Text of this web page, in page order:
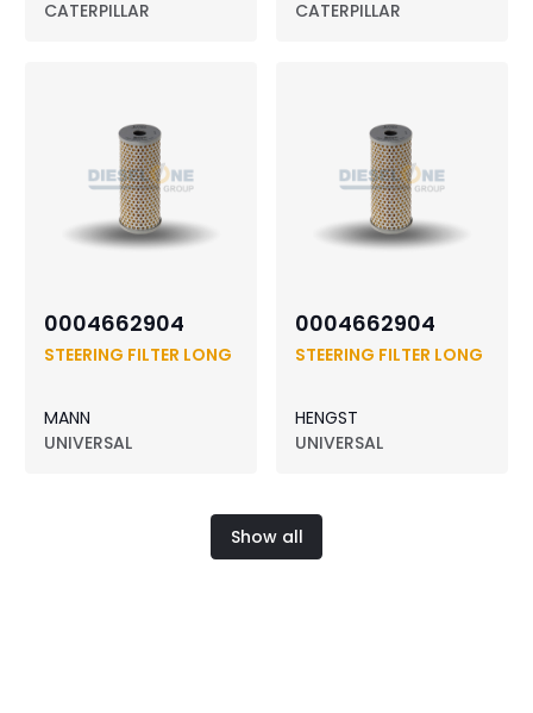
CATERPILLAR
CATERPILLAR
0004662904
STEERING FILTER LONG
MANN
UNIVERSAL
0004662904
STEERING FILTER LONG
HENGST
UNIVERSAL
Show all